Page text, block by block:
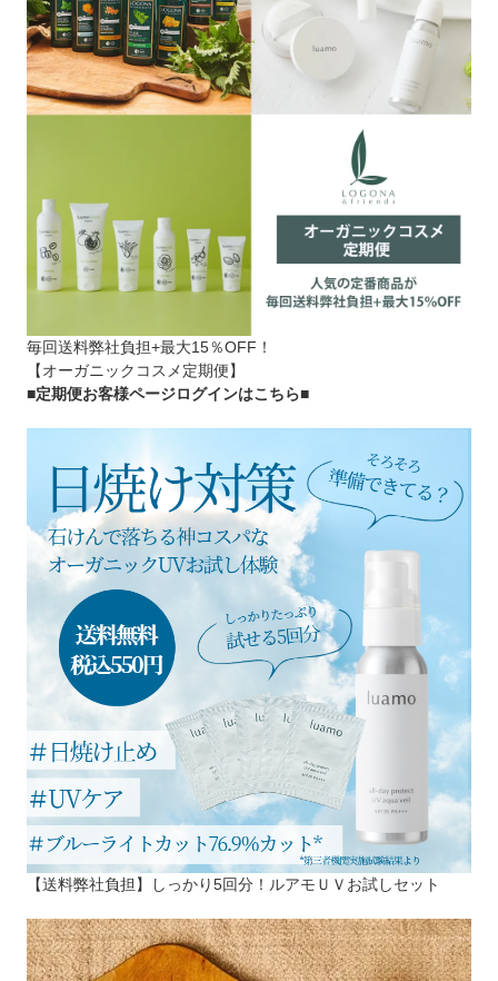
毎回送料弊社負担+最大15％OFF！
【オーガニックコスメ定期便】
■定期便お客様ページログインはこちら■
【送料弊社負担】しっかり5回分！ルアモＵＶお試しセット